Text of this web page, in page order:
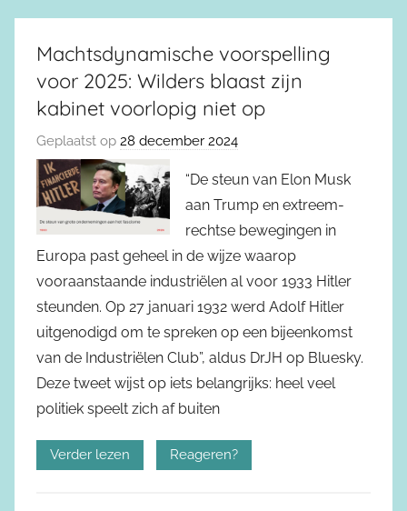
Machtsdynamische voorspelling
voor 2025: Wilders blaast zijn
kabinet voorlopig niet op
Geplaatst op 28 december 2024
“De steun van Elon Musk
aan Trump en extreem-
rechtse bewegingen in
Europa past geheel in de wijze waarop
vooraanstaande industriëlen al voor 1933 Hitler
steunden. Op 27 januari 1932 werd Adolf Hitler
uitgenodigd om te spreken op een bijeenkomst
van de Industriëlen Club”, aldus DrJH op Bluesky.
Deze tweet wijst op iets belangrijks: heel veel
politiek speelt zich af buiten
Verder lezen Reageren?